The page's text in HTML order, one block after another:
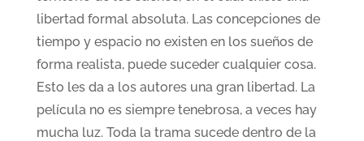
libertad formal absoluta. Las concepciones de
tiempo y espacio no existen en los sueños de
forma realista, puede suceder cualquier cosa.
Esto les da a los autores una gran libertad. La
película no es siempre tenebrosa, a veces hay
mucha luz. Toda la trama sucede dentro de la